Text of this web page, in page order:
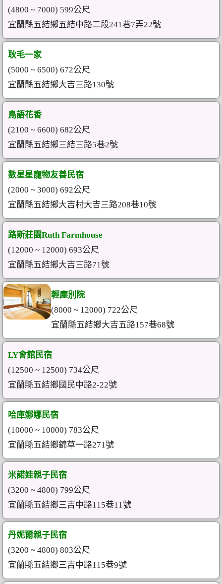
(4800 ~ 7000) 599公尺
宜蘭縣五結鄉五結中路二段241巷7弄22號
耿毛一家
(5000 ~ 6500) 672公尺
宜蘭縣五結鄉大吉三路130號
鳥語花香
(2100 ~ 6600) 682公尺
宜蘭縣五結鄉三結三路5巷2號
數星星寵物友善民宿
(2000 ~ 3000) 692公尺
宜蘭縣五結鄉大吉村大吉三路208巷10號
路斯莊園Ruth Farmhouse
(12000 ~ 12000) 693公尺
宜蘭縣五結鄉大吉三路71號
輕塵別院
(8000 ~ 12000) 722公尺
宜蘭縣五結鄉大吉五路157巷68號
LY會館民宿
(12500 ~ 12500) 734公尺
宜蘭縣五結鄉國民中路2-22號
哈庫娜娜民宿
(10000 ~ 10000) 783公尺
宜蘭縣五結鄉錦草一路271號
米諾娃親子民宿
(3200 ~ 4800) 799公尺
宜蘭縣五結鄉三吉中路115巷11號
丹妮爾親子民宿
(3200 ~ 4800) 803公尺
宜蘭縣五結鄉三吉中路115巷9號